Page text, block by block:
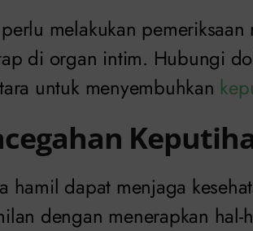
melakukan
di organ intim. Hubungi
untuk menyembuhkan
hamil dapat menjaga
dengan menerapkan hal-